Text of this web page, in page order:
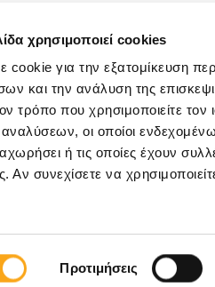
χρησιμοποιεί cookies
cookie για την εξατομίκευση
και την ανάλυση της
τρόπο που χρησιμοποιείτε
αναλύσεων, οι οποίοι
ή τις οποίες έχουν
Αν συνεχίσετε να
Προτιμήσεις